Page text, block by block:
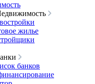
жилье
банков